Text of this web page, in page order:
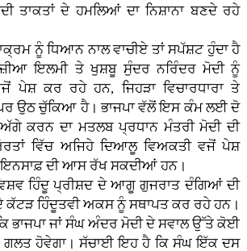
ਤਾਕਤਾਂ ਦੇ ਹਮਲਿਆਂ ਦਾ ਨਿਸ਼ਾਨਾ ਬਣਦੇ ਰਹੇ
ਨੂੰ ਧਿਆਨ ਨਾਲ ਵਾਚੀਏ ਤਾਂ ਸਪੱਸ਼ਟ ਹੁੰਦਾ ਹੈ
ਇਲਮੀ ਤੇ ਖੁਸ਼ਬੂ ਸੁੰਦਰ ਨਰਿੰਦਰ ਮੋਦੀ ਨੂੰ
ਪੇਸ਼ ਕਰ ਰਹੇ ਹਨ, ਜਿਹੜਾ ਵਿਚਾਰਧਾਰਾ ਤੇ
ਉਠ ਚੁੱਕਿਆ ਹੈ। ਭਾਜਪਾ ਵੱਲੋਂ ਇਸ ਕੰਮ ਲਈ ਦੋ
ਕਰਨ ਦਾ ਮਤਲਬ ਪ੍ਰਧਾਨ ਮੰਤਰੀ ਮੋਦੀ ਦੀ
ਵਿੱਚ ਅਜਿਹੇ ਦਿਆਲੂ ਵਿਅਕਤੀ ਵਜੋਂ ਪੇਸ਼
ਇਨਸਾਫ਼ ਦੀ ਆਸ ਰੱਖ ਸਕਦੀਆਂ ਹਨ।
ਹਿੰਦੂ ਪ੍ਰੀਸ਼ਦ ਦੇ ਆਗੂ ਗੁਜਰਾਤ ਦੰਗਿਆਂ ਦੀ
ਕੱਟੜ ਹਿੰਦੂਤਵੀ ਅਕਸ ਨੂੰ ਸਥਾਪਤ ਕਰ ਰਹੇ ਹਨ।
ਭਾਜਪਾ ਜਾਂ ਸੰਘ ਅੰਦਰ ਮੋਦੀ ਦੇ ਸਵਾਲ ਉੱਤੇ ਕੋਈ
ਗਲਤ ਹੋਵੇਗਾ। ਸੱਚਾਈ ਇਹ ਹੈ ਕਿ ਸੰਘ ਇੱਕ ਦਸ